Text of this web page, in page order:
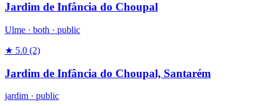
Jardim de Infância do Choupal
Ulme · both · public
★ 5.0 (2)
Jardim de Infância do Choupal, Santarém
jardim · public